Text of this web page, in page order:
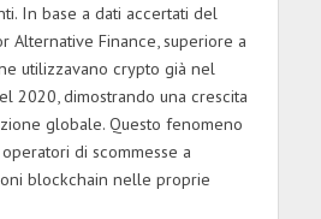
In base a dati accertati del
Alternative Finance, superiore a
utilizzavano crypto già nel
2020, dimostrando una crescita
globale. Questo fenomeno
di scommesse a
blockchain nelle proprie